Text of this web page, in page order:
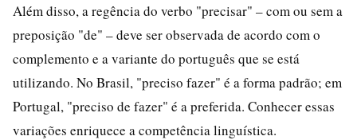
Além disso, a regência do verbo "precisar" – com ou sem a
preposição "de" – deve ser observada de acordo com o
complemento e a variante do português que se está
utilizando. No Brasil, "preciso fazer" é a forma padrão; em
Portugal, "preciso de fazer" é a preferida. Conhecer essas
variações enriquece a competência linguística.